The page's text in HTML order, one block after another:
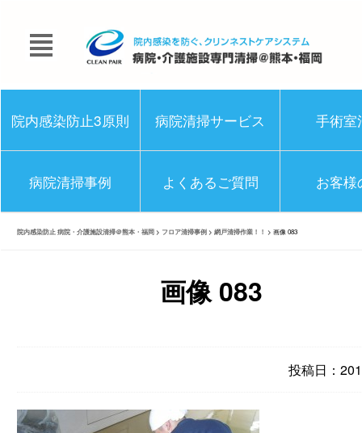
院内感染防止3原則 病院清掃サービス 手術室
病院清掃事例 よくあるご質問 お客様
院内感染防止 病院・介護施設清掃＠熊本・福岡 > フロア清掃事例 > 網戸清掃作業！！ > 画像 083
画像 083
投稿日：